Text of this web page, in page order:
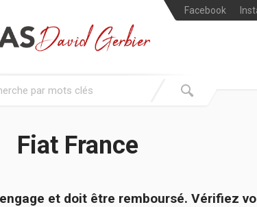
Facebook
Fiat France
et doit être remboursé. Vérifiez